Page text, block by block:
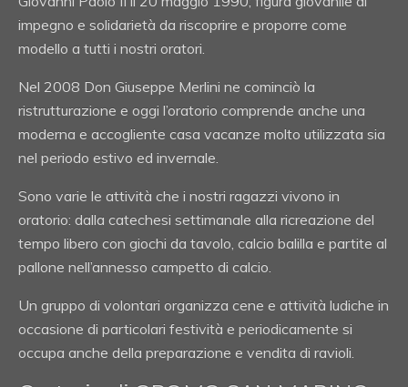
impegno e solidarietà da riscoprire e proporre come
modello a tutti i nostri oratori.
Nel 2008 Don Giuseppe Merlini ne cominciò la
ristrutturazione e oggi l’oratorio comprende anche una
moderna e accogliente casa vacanze molto utilizzata sia
nel periodo estivo ed invernale.
Sono varie le attività che i nostri ragazzi vivono in
oratorio: dalla catechesi settimanale alla ricreazione del
tempo libero con giochi da tavolo, calcio balilla e partite al
pallone nell’annesso campetto di calcio.
Un gruppo di volontari organizza cene e attività ludiche in
occasione di particolari festività e periodicamente si
occupa anche della preparazione e vendita di ravioli.